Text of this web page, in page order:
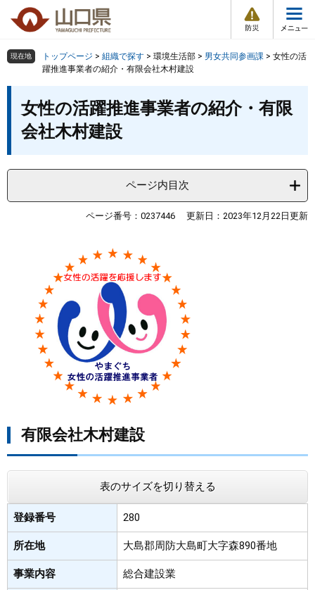
の
頭
ー
飛
情
報
メ
ュ
組織で探す
教育・文化・スポーツ
しごと・産業・観光
まちづくり
県政情報
検索の仕方 組織で探す サイトマップで探す
現在地 トップページ > 組織で探す > 環境生活部 > 男女共同参画課 > 女性の活
躍推進事業者の紹介・有限会社木村建設
女性の活躍推進事業者の紹介・有限
会社木村建設
ページ内目次
ページ番号：0237446 更新日：2023年12月22日更新
有限会社木村建設
表のサイズを切り替える
登録番号 280
所在地 大島郡周防大島町大字森890番地
事業内容 総合建設業